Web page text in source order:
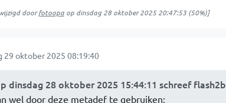
doorfotoopaop dinsdag 28 oktober 2025 20:47:53(50%)]
29 oktober 2025 08:19:40
dinsdag 28 oktober 2025 15:44:11 schreef flash2b
wel door deze metadef te gebruiken: